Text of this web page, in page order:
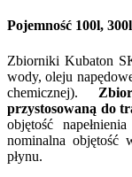
Pojemność 100l,
Zbiorniki Kubaton
wody, oleju
chemicznej).
przystosowaną do
objętość
nominalna objętość
płynu.